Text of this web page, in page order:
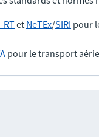
RTet NeTEx/SIRI pour
pour le transport